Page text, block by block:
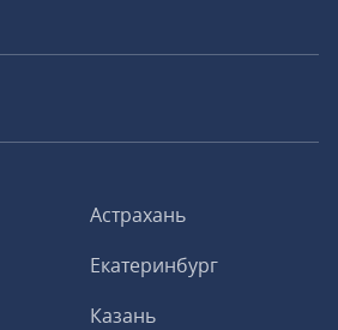
Астрахань
Екатеринбург
Казань